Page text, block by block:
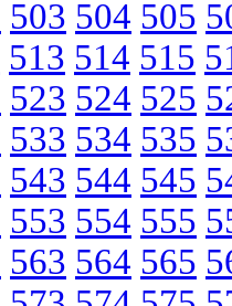
503 504 505
513 514 515
523 524 525
533 534 535
543 544 545
553 554 555
563 564 565